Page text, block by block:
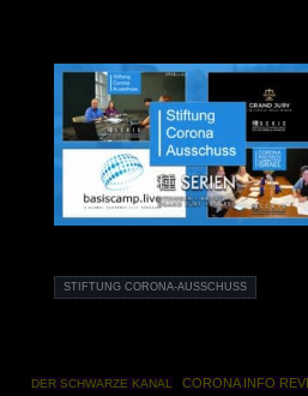
STIFTUNG CORONA-AUSSCHUSS
DER SCHWARZE KANAL
CORONA INFO